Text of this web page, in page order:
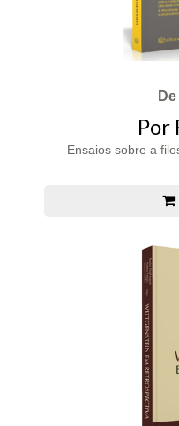
De
Por
Ensaios sobre a